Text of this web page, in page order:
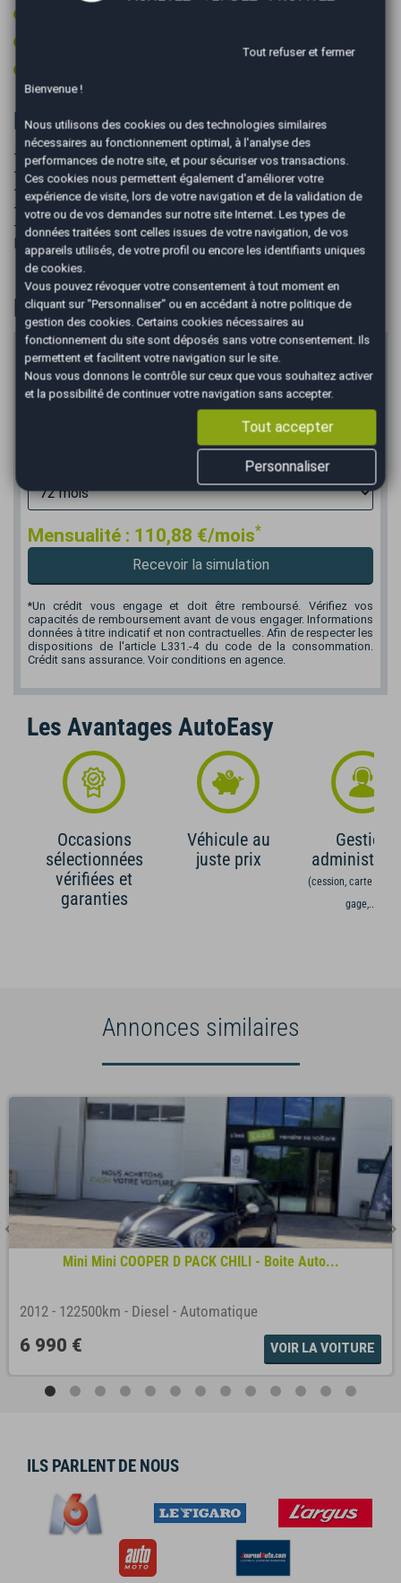
Informations complémentaires
- double des clés
- entretiens complet viens d’être réalisé
- 2 pneus avant neufs
- ct ok
- Liste d'équipement non exhaustif, sous toute réserve de
l'exactitude avec notre service commercial
Financer
Prix du véhicule
€
Mensualité : 110,88 €/mois*
Recevoir la simulation
*Un crédit vous engage et doit être remboursé. Vérifiez vos
capacités de remboursement avant de vous engager. Informations
données à titre indicatif et non contractuelles. Afin de respecter les
dispositions de l'article L331.-4 du code de la consommation.
Crédit sans assurance. Voir conditions en agence.
Les Avantages AutoEasy
Occasions
sélectionnées
vérifiées et
garanties
Véhicule au
juste prix
Gestion
(cession, carte grise,
gage,...)
Annonces similaires
Mini Mini COOPER D PACK CHILI - Boite Auto...
2012 - 122500km - Diesel - Automatique
6 990 € VOIR LA VOITURE
ILS PARLENT DE NOUS
Tout refuser et fermer
Bienvenue !
Nous utilisons des cookies ou des technologies similaires
nécessaires au fonctionnement optimal, à l'analyse des
performances de notre site, et pour sécuriser vos transactions.
Ces cookies nous permettent également d'améliorer votre
expérience de visite, lors de votre navigation et de la validation de
votre ou de vos demandes sur notre site Internet. Les types de
données traitées sont celles issues de votre navigation, de vos
appareils utilisés, de votre profil ou encore les identifiants uniques
de cookies.
Vous pouvez révoquer votre consentement à tout moment en
cliquant sur "Personnaliser" ou en accédant à notre politique de
gestion des cookies. Certains cookies nécessaires au
fonctionnement du site sont déposés sans votre consentement. Ils
permettent et facilitent votre navigation sur le site.
Nous vous donnons le contrôle sur ceux que vous souhaitez activer
et la possibilité de continuer votre navigation sans accepter.
Tout accepter
Personnaliser